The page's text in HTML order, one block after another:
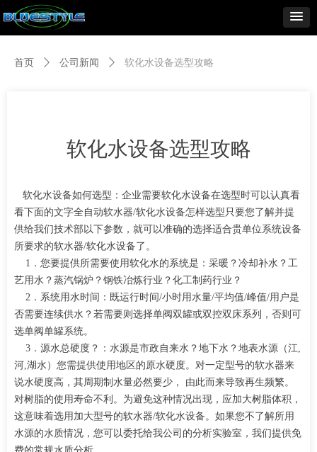
首页 ꄲ 公司新闻 ꄲ 软化水设备选型攻略
软化水设备选型攻略
软化水设备如何选型：企业需要软化水设备在选型时可以认真看
看下面的文字全自动软水器/软化水设备怎样选型只要您了解并提
供给我们技术部以下参数，就可以准确的选择适合贵单位系统设备
所要求的软水器/软化水设备了。
1．您要提供所需要使用软化水的系统是：采暖？冷却补水？工
艺用水？蒸汽锅炉？钢铁冶炼行业？化工制药行业？
2．系统用水时间：既运行时间/小时用水量/平均值/峰值/用户是
否需要连续供水？若需要则选择单阀双罐或双控双床系列，否则可
选单阀单罐系统。
3．源水总硬度？：水源是市政自来水？地下水？地表水源（江,
河,湖水）您需提供使用地区的原水硬度。对一定型号的软水器来
说水硬度高，其周期制水量必然要少， 由此而来导致再生频繁。
对树脂的使用寿命不利。为避免这种情况出现，应加大树脂体积，
这意味着选用加大型号的软水器/软化水设备。如果您不了解所用
水源的水质情况，您可以委托给我公司的分析实验室，我们提供免